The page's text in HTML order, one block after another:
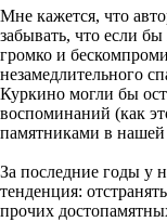
Мне кажется, что
забывать, что если
громко и
незамедлительного
Куркино могли бы
воспоминаний (как
памятниками в нашей
За последние годы у
тенденция:
прочих